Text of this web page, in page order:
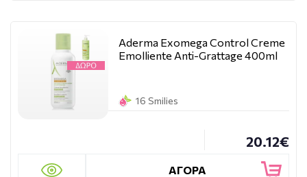
Aderma Exomega Control Creme
Emolliente Anti-Grattage 400ml
16 Smilies
20.12€
ΑΓΟΡΑ